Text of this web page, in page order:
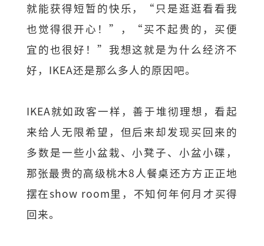
就能获得短暂的快乐，“只是逛逛看看我
也觉得很开心！”，“买不起贵的，买便
宜的也很好！”我想这就是为什么经济不
好，IKEA还是那么多人的原因吧。
IKEA就如政客一样，善于堆彻理想，看起
来给人无限希望，但后来却发现买回来的
多数是一些小盆栽、小凳子、小盆小碟，
那张最贵的高级桃木8人餐桌还方方正正地
摆在show room里，不知何年何月才买得
回来。